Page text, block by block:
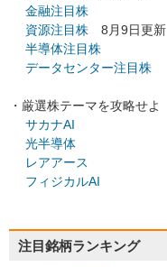
金融注目株
資源注目株 8月9日更新
半導体注目株
データセンター注目株
・厳選株テーマを攻略せよ
サカナAI
光半導体
レアアース
フィジカルAI
注目銘柄ランキング